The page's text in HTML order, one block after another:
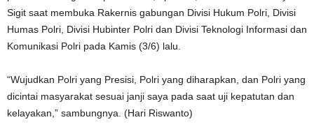
Sigit saat membuka Rakernis gabungan Divisi Hukum Polri, Divisi
Humas Polri, Divisi Hubinter Polri dan Divisi Teknologi Informasi dan
Komunikasi Polri pada Kamis (3/6) lalu.
“Wujudkan Polri yang Presisi, Polri yang diharapkan, dan Polri yang
dicintai masyarakat sesuai janji saya pada saat uji kepatutan dan
kelayakan,” sambungnya. (Hari Riswanto)